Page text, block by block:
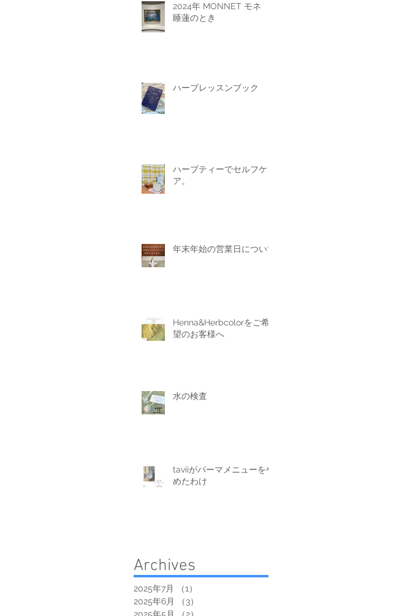
2024年 MONNET モネ
睡蓮のとき
ハーブレッスンブック
ハーブティーでセルフケ
ア。
年末年始の営業日について
Henna&Herbcolorをご希
望のお客様へ
水の検査
taviiがパーマメニューをや
めたわけ
Archives
2025年7月 （1）
2025年6月
（3）